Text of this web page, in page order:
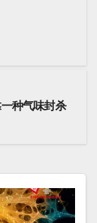
种气味封杀